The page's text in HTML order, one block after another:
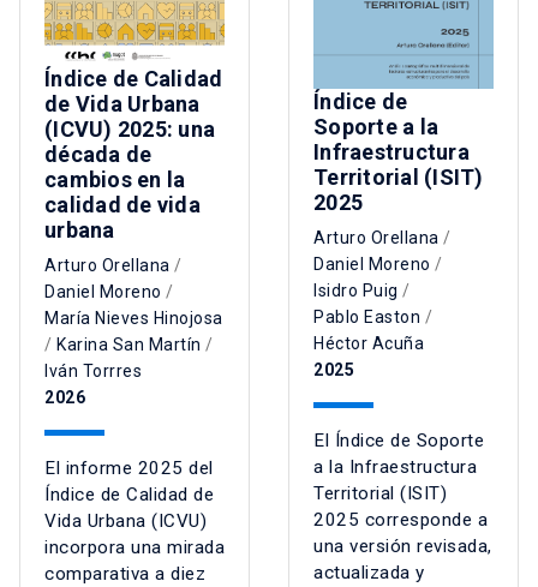
Índice de Calidad
de Vida Urbana
(ICVU) 2025: una
década de
cambios en la
calidad de vida
urbana
Arturo Orellana /
Daniel Moreno /
María Nieves Hinojosa
/ Karina San Martín /
Iván Torrres
2026
El informe 2025 del
Índice de Calidad de
Vida Urbana (ICVU)
incorpora una mirada
comparativa a diez
Índice de
Soporte a la
Infraestructura
Territorial (ISIT)
2025
Arturo Orellana /
Daniel Moreno /
Isidro Puig /
Pablo Easton /
Héctor Acuña
2025
El Índice de Soporte
a la Infraestructura
Territorial (ISIT)
2025 corresponde a
una versión revisada,
actualizada y